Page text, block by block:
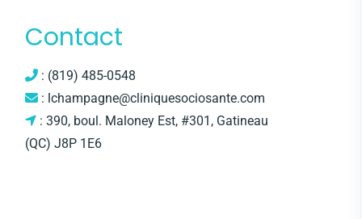
Contact
: (819) 485-0548
: lchampagne@cliniquesociosante.com
: 390, boul. Maloney Est, #301, Gatineau
(QC) J8P 1E6